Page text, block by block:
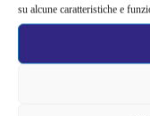
su alcune caratteristiche e
Bonner ha inoltre
il percorso pensato
a lui. La famiglia ora